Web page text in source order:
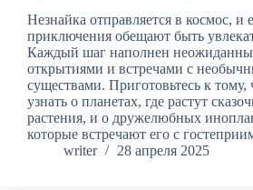
Незнайка отправляется в космос, и
приключения обещают быть
Каждый шаг наполнен
открытиями и встречами с
существами. Приготовьтесь к тому,
узнать о планетах, где растут
растения, и о дружелюбных
которые встречают его с
writer
28 апреля 2025